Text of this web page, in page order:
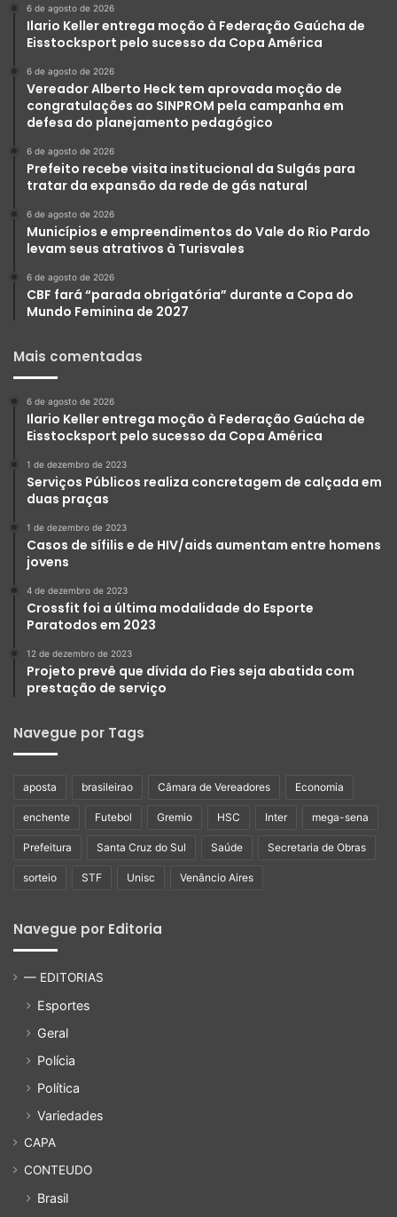
6 de agosto de 2026
Ilario Keller entrega moção à Federação Gaúcha de
Eisstocksport pelo sucesso da Copa América
6 de agosto de 2026
Vereador Alberto Heck tem aprovada moção de
congratulações ao SINPROM pela campanha em
defesa do planejamento pedagógico
6 de agosto de 2026
Prefeito recebe visita institucional da Sulgás para
tratar da expansão da rede de gás natural
6 de agosto de 2026
Municípios e empreendimentos do Vale do Rio Pardo
levam seus atrativos à Turisvales
6 de agosto de 2026
CBF fará “parada obrigatória” durante a Copa do
Mundo Feminina de 2027
Mais comentadas
6 de agosto de 2026
Ilario Keller entrega moção à Federação Gaúcha de
Eisstocksport pelo sucesso da Copa América
1 de dezembro de 2023
Serviços Públicos realiza concretagem de calçada em
duas praças
1 de dezembro de 2023
Casos de sífilis e de HIV/aids aumentam entre homens
jovens
4 de dezembro de 2023
Crossfit foi a última modalidade do Esporte
Paratodos em 2023
12 de dezembro de 2023
Projeto prevê que dívida do Fies seja abatida com
prestação de serviço
Navegue por Tags
aposta brasileirao Câmara de Vereadores Economia
enchente Futebol Gremio HSC Inter mega-sena
Prefeitura Santa Cruz do Sul Saúde Secretaria de Obras
sorteio STF Unisc Venâncio Aires
Navegue por Editoria
— EDITORIAS
Esportes
Geral
Polícia
Política
Variedades
CAPA
CONTEUDO
Brasil